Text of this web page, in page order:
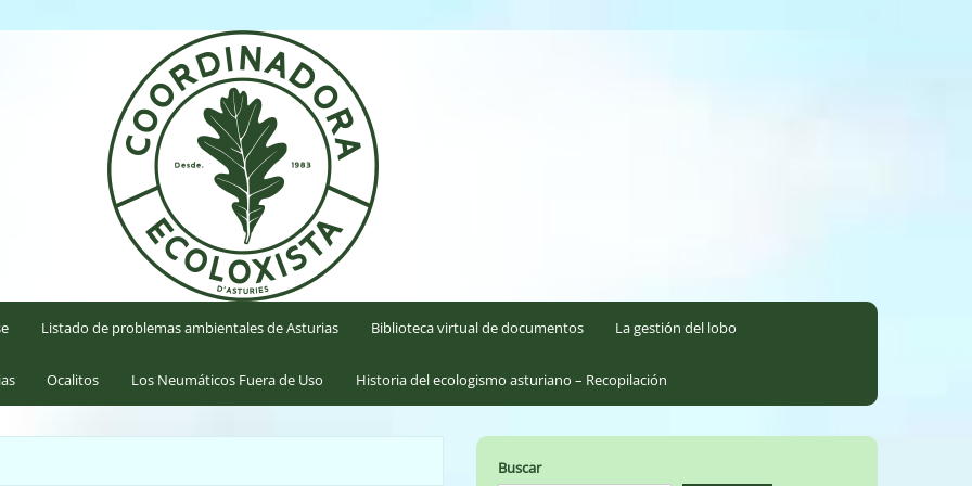
Listado de problemas ambientales de Asturias Biblioteca virtual de documentos La gestión del lobo
Ocalitos Los Neumáticos Fuera de Uso Historia del ecologismo asturiano – Recopilación
Buscar